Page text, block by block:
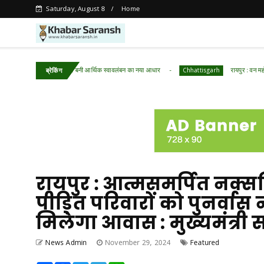
Saturday, August 8 Home
ब्रेकिंग
आजीविका डबरी बनी आर्थिक स्वावलंबन का नया आधार Chhattisgarh रायपुर : वन महोत्सव में
रायपुर : आत्मसमर्पित
पीड़ित परिवारों को
मिलेगा आवास : मुख्यमंत्री
News Admin November 29, 2024 Featured